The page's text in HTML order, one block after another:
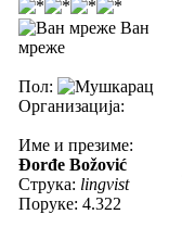
Ван
мреже
Пол:
Организација:
Име и презиме:
Đorđe Božović
Струка: lingvist
Поруке: 4.322